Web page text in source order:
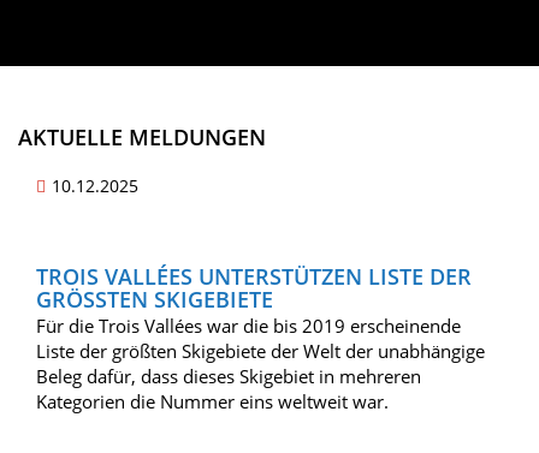
AKTUELLE MELDUNGEN
10.12.2025
TROIS VALLÉES UNTERSTÜTZEN LISTE DER
GRÖSSTEN SKIGEBIETE
Für die Trois Vallées war die bis 2019 erscheinende
Liste der größten Skigebiete der Welt der unabhängige
Beleg dafür, dass dieses Skigebiet in mehreren
Kategorien die Nummer eins weltweit war.